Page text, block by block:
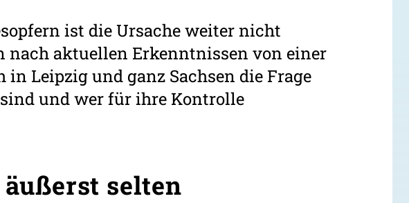
ist die Ursache weiter nicht
nach aktuellen Erkenntnissen von einer
Leipzig und ganz Sachsen die Frage
und wer für ihre Kontrolle
selten